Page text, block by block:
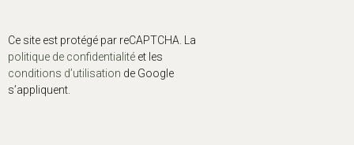
Ce site est protégé par reCAPTCHA. La
politique de confidentialité et les
conditions d’utilisation de Google
s’appliquent.